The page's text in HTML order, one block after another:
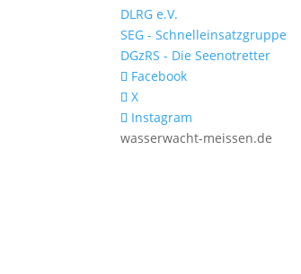
DLRG e.V.
SEG - Schnelleinsatzgruppe
DGzRS - Die Seenotretter
Facebook
X
Instagram
wasserwacht-meissen.de